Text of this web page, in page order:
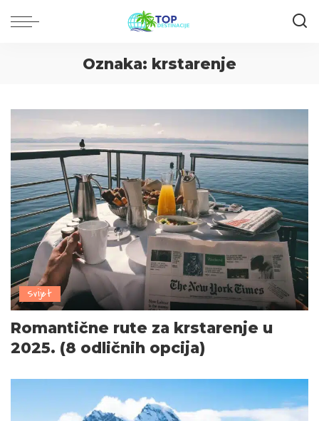
Oznaka: krstarenje
Svijet
Romantične rute za krstarenje u
2025. (8 odličnih opcija)